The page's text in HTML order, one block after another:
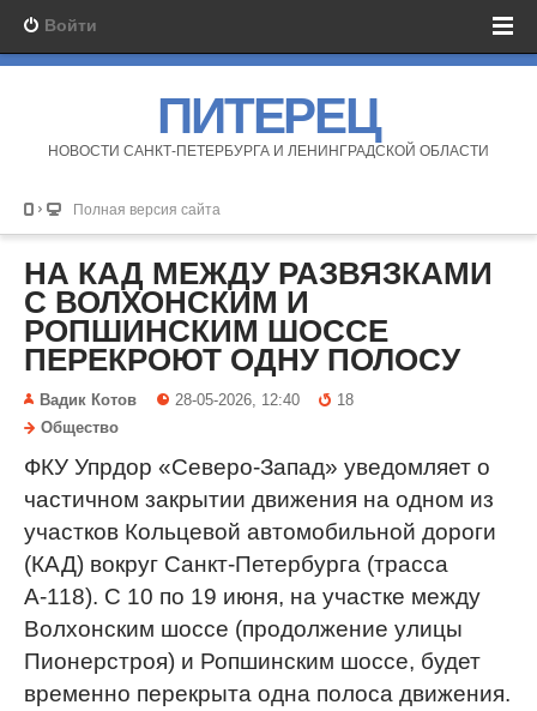
Войти
ПИТЕРЕЦ
НОВОСТИ САНКТ-ПЕТЕРБУРГА И ЛЕНИНГРАДСКОЙ ОБЛАСТИ
Полная версия сайта
НА КАД МЕЖДУ РАЗВЯЗКАМИ
С ВОЛХОНСКИМ И
РОПШИНСКИМ ШОССЕ
ПЕРЕКРОЮТ ОДНУ ПОЛОСУ
Вадик Котов 28-05-2026, 12:40
18
Общество
ФКУ Упрдор «Северо-Запад» уведомляет о
частичном закрытии движения на одном из
участков Кольцевой автомобильной дороги
(КАД) вокруг Санкт-Петербурга (трасса
А-118). С 10 по 19 июня, на участке между
Волхонским шоссе (продолжение улицы
Пионерстроя) и Ропшинским шоссе, будет
временно перекрыта одна полоса движения.